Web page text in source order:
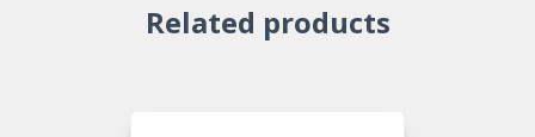
Related products